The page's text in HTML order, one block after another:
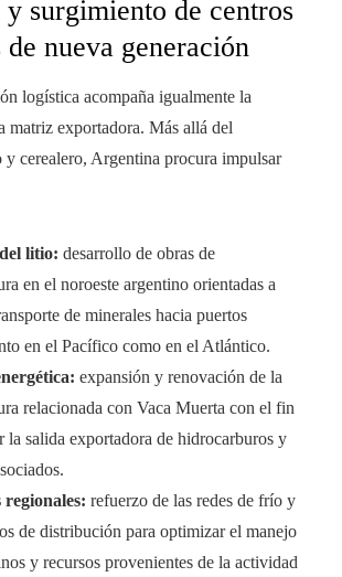
surgimiento de centros
nueva generación
logística acompaña igualmente la
matriz exportadora. Más allá del
y cerealero, Argentina procura impulsar
litio: desarrollo de obras de
en el noroeste argentino orientadas a
de minerales hacia puertos
en el Pacífico como en el Atlántico.
expansión y renovación de la
relacionada con Vaca Muerta con el fin
la salida exportadora de hidrocarburos y
regionales: refuerzo de las redes de frío y
de distribución para optimizar el manejo
y recursos provenientes de la actividad